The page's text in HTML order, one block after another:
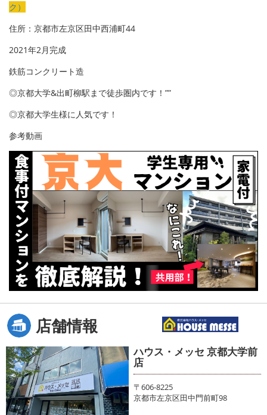
ク）
住所：京都市左京区田中西浦町44
2021年2月完成
鉄筋コンクリート造
◎京都大学&出町柳駅まで徒歩圏内です！””
◎京都大学生様に人気です！
参考動画
店舗情報
ハウス・メッセ 京都大学前
店
〒606-8225
京都市左京区田中門前町98